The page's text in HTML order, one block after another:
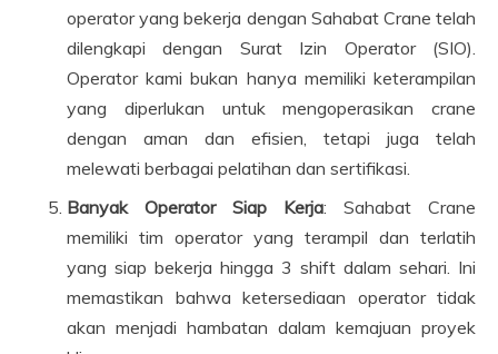
operator yang bekerja dengan Sahabat Crane telah
dilengkapi dengan Surat Izin Operator (SIO).
Operator kami bukan hanya memiliki keterampilan
yang diperlukan untuk mengoperasikan crane
dengan aman dan efisien, tetapi juga telah
melewati berbagai pelatihan dan sertifikasi.
Banyak Operator Siap Kerja: Sahabat Crane
memiliki tim operator yang terampil dan terlatih
yang siap bekerja hingga 3 shift dalam sehari. Ini
memastikan bahwa ketersediaan operator tidak
akan menjadi hambatan dalam kemajuan proyek